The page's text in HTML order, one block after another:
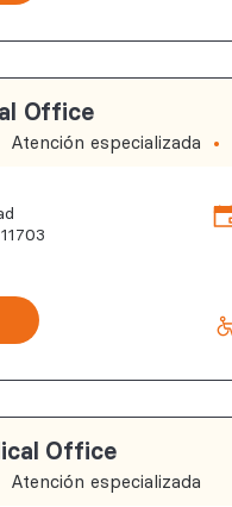
Office
Atención especializada
11703
Office
Atención especializada